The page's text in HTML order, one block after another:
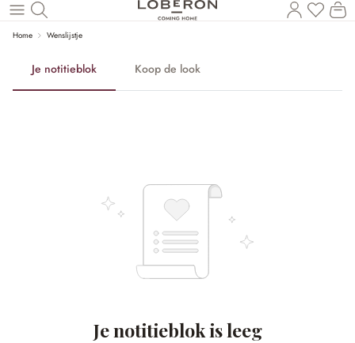
Naar de hoofdinhoud
U
Home Wenslijstje
Je notitieblok Koop de look
Je notitieblok is leeg